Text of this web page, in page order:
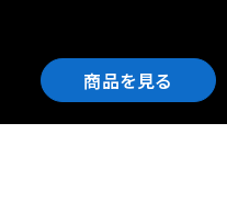
商品を見る